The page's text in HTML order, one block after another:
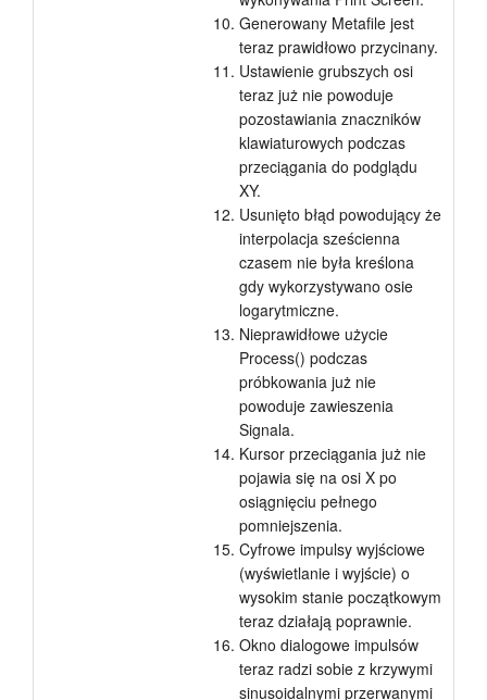
Generowany Metafile jest
teraz prawidłowo przycinany.
Ustawienie grubszych osi
teraz już nie powoduje
pozostawiania znaczników
klawiaturowych podczas
przeciągania do podglądu
XY.
Usunięto błąd powodujący że
interpolacja sześcienna
czasem nie była kreślona
gdy wykorzystywano osie
logarytmiczne.
Nieprawidłowe użycie
Process() podczas
próbkowania już nie
powoduje zawieszenia
Signala.
Kursor przeciągania już nie
pojawia się na osi X po
osiągnięciu pełnego
pomniejszenia.
Cyfrowe impulsy wyjściowe
(wyświetlanie i wyjście) o
wysokim stanie początkowym
teraz działają poprawnie.
Okno dialogowe impulsów
teraz radzi sobie z krzywymi
sinusoidalnymi przerwanymi